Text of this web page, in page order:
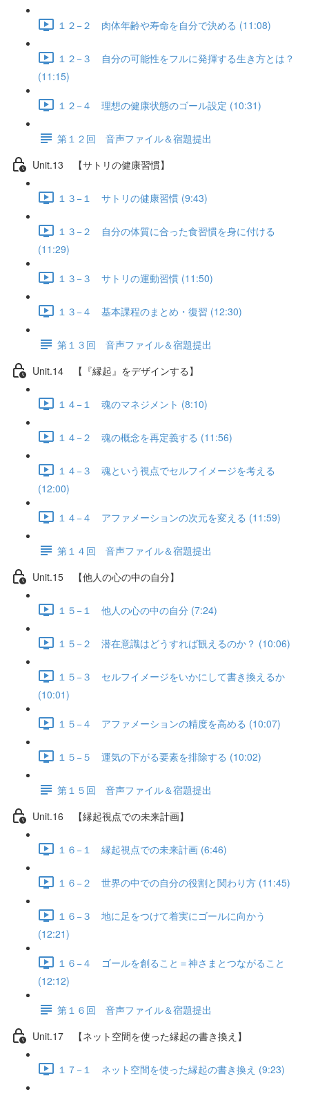
１２−２ 肉体年齢や寿命を自分で決める (11:08)
１２−３ 自分の可能性をフルに発揮する生き方とは？
(11:15)
１２−４ 理想の健康状態のゴール設定 (10:31)
第１２回 音声ファイル＆宿題提出
Unit.13 【サトリの健康習慣】
１３−１ サトリの健康習慣 (9:43)
１３−２ 自分の体質に合った食習慣を身に付ける
(11:29)
１３−３ サトリの運動習慣 (11:50)
１３−４ 基本課程のまとめ・復習 (12:30)
第１３回 音声ファイル＆宿題提出
Unit.14 【『縁起』をデザインする】
１４−１ 魂のマネジメント (8:10)
１４−２ 魂の概念を再定義する (11:56)
１４−３ 魂という視点でセルフイメージを考える
(12:00)
１４−４ アファメーションの次元を変える (11:59)
第１４回 音声ファイル＆宿題提出
Unit.15 【他人の心の中の自分】
１５−１ 他人の心の中の自分 (7:24)
１５−２ 潜在意識はどうすれば観えるのか？ (10:06)
１５−３ セルフイメージをいかにして書き換えるか
(10:01)
１５−４ アファメーションの精度を高める (10:07)
１５−５ 運気の下がる要素を排除する (10:02)
第１５回 音声ファイル＆宿題提出
Unit.16 【縁起視点での未来計画】
１６−１ 縁起視点での未来計画 (6:46)
１６−２ 世界の中での自分の役割と関わり方 (11:45)
１６−３ 地に足をつけて着実にゴールに向かう
(12:21)
１６−４ ゴールを創ること＝神さまとつながること
(12:12)
第１６回 音声ファイル＆宿題提出
Unit.17 【ネット空間を使った縁起の書き換え】
１７−１ ネット空間を使った縁起の書き換え (9:23)